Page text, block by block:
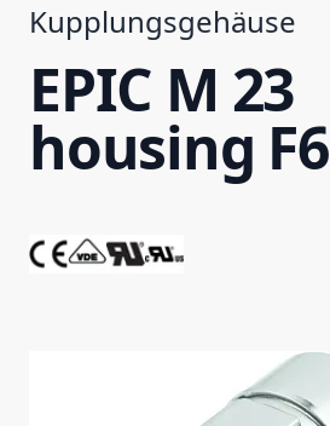
Kupplungsgehäuse
EPIC M 23
housing F6